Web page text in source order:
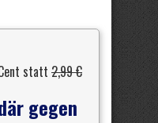
statt 2,99 €
gegen